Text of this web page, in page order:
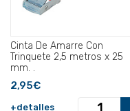
Cinta De Amarre Con
Trinquete 2,5 metros x 25
mm. .
2,95€
+detalles